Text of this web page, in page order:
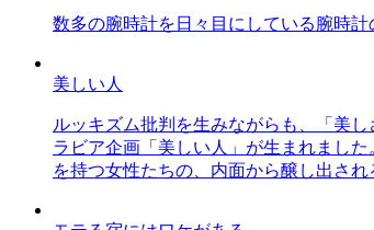
数多の腕時計を日々目にしている腕時
美しい人
ルッキズム批判を生みながらも、「美
ラビア企画「美しい人」が生まれまし
を持つ女性たちの、内面から醸し出さ